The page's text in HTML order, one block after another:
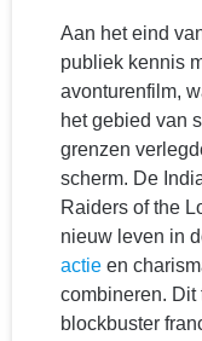
Aan het eind
publiek kennis
avonturenfilm,
het gebied van
grenzen
scherm. De
Raiders of the
nieuw leven in
actie en
combineren. Dit
blockbuster